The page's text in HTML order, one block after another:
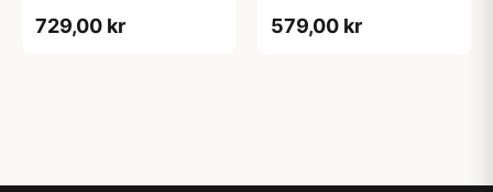
Sort/Gul
729,00 kr 579,00 kr